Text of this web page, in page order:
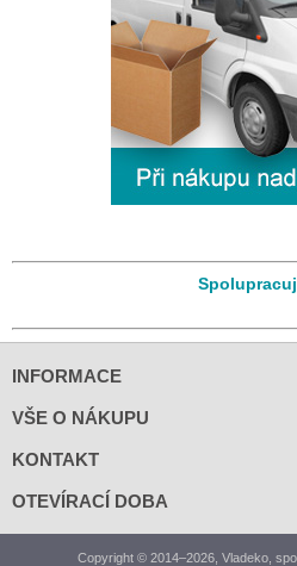
INFORMACE
VŠE O NÁKUPU
KONTAKT
OTEVÍRACÍ DOBA
Copyright © 2014–2026, Vladeko,